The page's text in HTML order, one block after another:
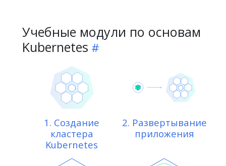
Учебные модули по основам
Kubernetes
1. Создание
кластера
Kubernetes
2. Развертывание
приложения